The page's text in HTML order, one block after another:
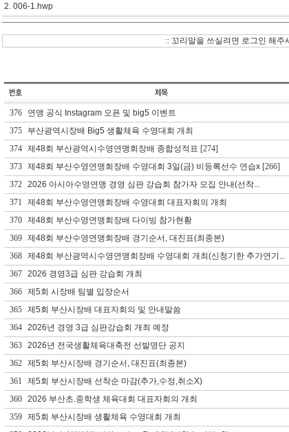
2. 006-1.hwp
:: 꼬리말을 쓰실려면 로그인 해주
376 연맹 공식 Instagram 오픈 및 big5 이벤트
375
부산광역시장배 Big5 생활체육 수영대회 개최
374
제48회 부산광역시수영연맹회장배 종합성적표 [274]
373
제48회 부산수영연맹회장배 수영대회 3일(금) 비등록선수 연습x[266]
372
2026 아시아수영연맹 경영 심판 강습회 참가자 모집 안내(선착...
371
제48회 부산수영연맹회장배 수영대회 대표자회의 개최
370
제48회 부산수영연맹회장배 다이빙 참가현황
369
제48회 부산수영연맹회장배 경기순서, 대진표(최종본)
368
제48회 부산광역시수영연맹회장배 수영대회 개최(신청기한 추가연기...
367
2026 경영3급 심판 강습회 개최
366
제5회 시장배 팀별 입장순서
365
제5회 부산시장배 대표자회의 및 안내말씀
364
2026년 경영 3급 심판강습회 개최 예정
363
2026년 전국생활체육대축전 선발명단 공지
362
제5회 부산시장배 경기순서, 대진표(최종본)
361
제5회 부산시장배 선착순 마감(추가,수정,취소X)
360
2026 부산초.중학생 체육대회 대표자회의 개최
359
제5회 부산시장배 생활체육 수영대회 개최